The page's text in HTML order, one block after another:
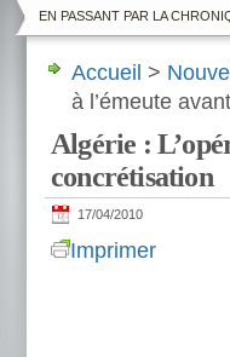
EN PASSANT PAR LA
Accueil >
à l’émeute
Algérie :
concrétisation
17/04/2010
Imprimer